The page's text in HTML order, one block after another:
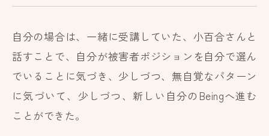
自分の場合は、一緒に受講していた、小百合さんと
話すことで、自分が被害者ポジションを自分で選ん
でいることに気づき、少しづつ、無自覚なパターン
に気づいて、少しづつ、新しい自分のBeingへ進む
ことができた。